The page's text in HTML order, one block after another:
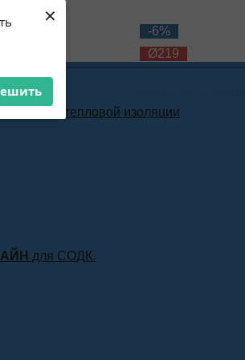
×
тепловой изоляции
для СОДК.
-6%
Ø219